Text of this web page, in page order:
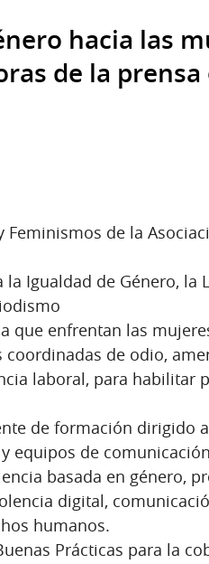
hacia las
de la prensa
Feminismos de la
Igualdad de Género, la
que enfrentan las
de odio,
laboral, para habilitar
de formación dirigido
equipos de
basada en género,
digital,
humanos.
Prácticas para la